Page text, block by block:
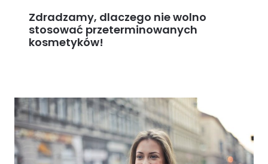
Zdradzamy, dlaczego nie wolno
stosować przeterminowanych
kosmetyków!